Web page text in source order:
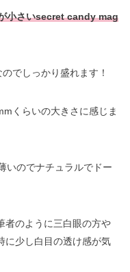
小さいsecret candy mag
でしっかり盛れます！
くらいの大きさに感じま
いのでナチュラルでドー
者のように三白眼の方や
に少し白目の透け感が気